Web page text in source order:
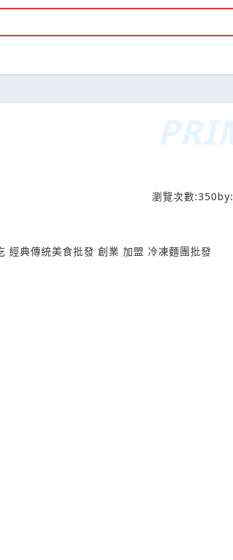
瀏覽次數:350by:
典傳統美食批發 創業 加盟 冷凍麵團批發